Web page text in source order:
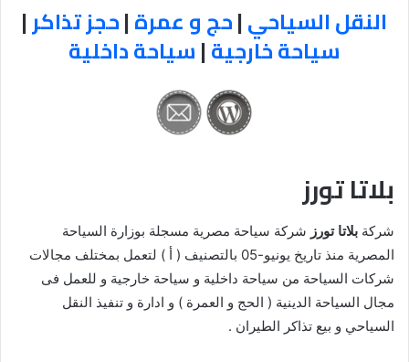
النقل السياحي|حج و عمرة|حجز تذاكر|
سياحة خارجية|سياحة داخلية
بلاتا تورز
شركة بلاتا تورز شركة سياحة مصرية مسجلة بوزارة السياحة
المصرية منذ تاريخ يونيو-05 بالتصنيف ( أ ) لتعمل بمختلف مجالات
شركات السياحة من سياحة داخلية و سياحة خارجية و للعمل فى
مجال السياحة الدينية ( الحج و العمرة ) و ادارة و تنفيذ النقل
السياحي و بيع تذاكر الطيران .